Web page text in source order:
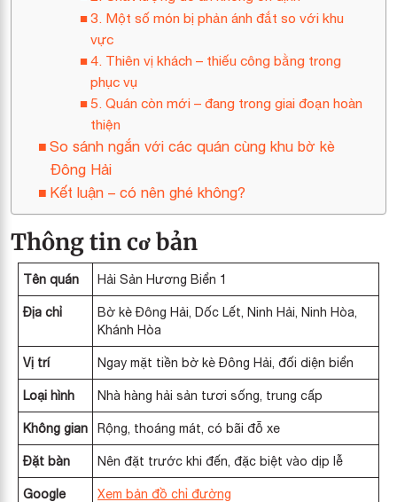
3. Một số món bị phản ánh đắt so với khu
vực
4. Thiên vị khách – thiếu công bằng trong
phục vụ
5. Quán còn mới – đang trong giai đoạn hoàn
thiện
So sánh ngắn với các quán cùng khu bờ kè
Đông Hải
Kết luận – có nên ghé không?
Thông tin cơ bản
Tên quán Hải Sản Hương Biển 1
Địa chỉ
Bờ kè Đông Hải, Dốc Lết, Ninh Hải, Ninh Hòa,
Khánh Hòa
Vị trí Ngay mặt tiền bờ kè Đông Hải, đối diện biển
Loại hình Nhà hàng hải sản tươi sống, trung cấp
Không gian Rộng, thoáng mát, có bãi đỗ xe
Đặt bàn Nên đặt trước khi đến, đặc biệt vào dịp lễ
Google
Xem bản đồ chỉ đường